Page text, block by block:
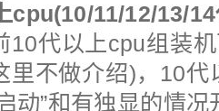
cpu(10/11/12/13/
10代以上cpu组装
不做介绍)， 10代
动”和有独显的情